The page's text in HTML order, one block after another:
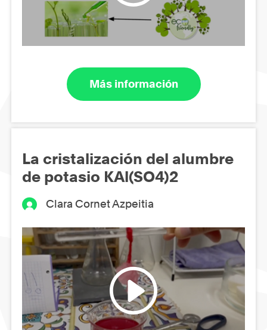
Más información
La cristalización del alumbre
de potasio KAl(SO4)2
Clara Cornet Azpeitia